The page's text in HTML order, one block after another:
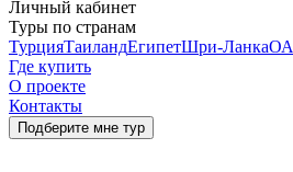
Личный кабинет
Туры по странам
ТурцияТаиландЕгипетШри-Ланка
Где купить
О проекте
Контакты
Подберите мне тур